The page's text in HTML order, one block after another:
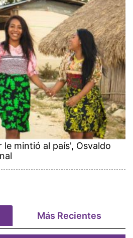
mintió al país', Osvaldo
Más Recientes